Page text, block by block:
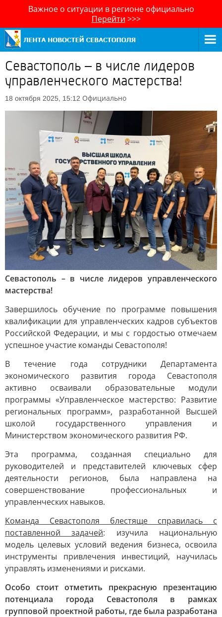
Важное о ситуации в регионе официально
Перейти >>>
Севастополь – в числе лидеров
управленческого мастерства!
18 октября 2025, 15:12 Официально
Севастополь – в числе лидеров управленческого
мастерства!
Завершилось обучение по программе повышения
квалификации для управленческих кадров субъектов
Российской Федерации, и мы с гордостью отмечаем
успешное участие команды Севастополя!
В течение года сотрудники Департамента
экономического развития города Севастополя
активно осваивали образовательные модули
программы «Управленческое мастерство: Развитие
региональных программ», разработанной Высшей
школой государственного управления и
Министерством экономического развития РФ.
Эта программа, созданная специально для
руководителей и представителей ключевых сфер
деятельности регионов, была направлена на
совершенствование профессиональных и
управленческих навыков.
Команда Севастополя блестяще справилась с
поставленной задачей: изучила национальную
модель целевых условий ведения бизнеса, освоила
инструменты привлечения инвестиций, научилась
управлять изменениями и рисками.
Особо стоит отметить прекрасную презентацию
потенциала города Севастополя в рамках
групповой проектной работы, где была разработана